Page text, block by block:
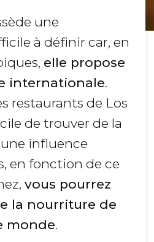
une
à définir car, en
elle propose
internationale.
restaurants de Los
de trouver de la
influence
en fonction de ce
vous pourrez
la nourriture de
monde.